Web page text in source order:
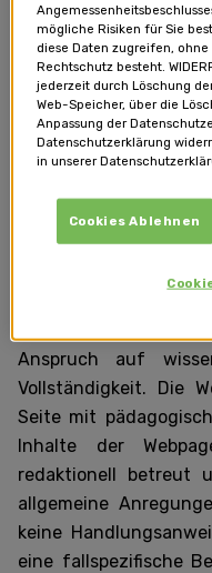
Die auf der
veröffentlichten
Anspruch auf
Vollständigkeit. Die
Seite mit
Inhalte der
redaktionell betreut
allgemeine
keine
eine fallspezifische
mögliche Risiken für Sie
diese Daten zugreifen,
Rechtschutz besteht.
jederzeit durch Löschung
Web-Speicher, über die
Anpassung der
Datenschutzerklärung
in unserer
Cookies Ablehnen